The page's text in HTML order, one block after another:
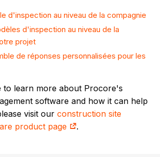
d'inspection au niveau de la compagnie
d'inspection au niveau de la
projet
de réponses personnalisées pour les
to learn more about Procore's
software and how it can help
visit ourconstruction site
product page
.